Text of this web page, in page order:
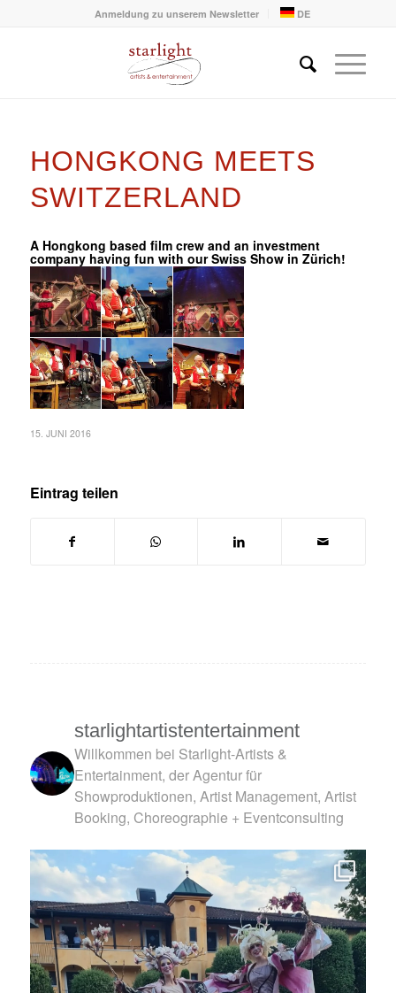
Anmeldung zu unserem Newsletter DE
HONGKONG MEETS
SWITZERLAND
A Hongkong based film crew and an investment
company having fun with our Swiss Show in Zürich!
15. JUNI 2016
Eintrag teilen
starlightartistentertainment
Willkommen bei Starlight-Artists &
Entertainment, der Agentur für
Showproduktionen, Artist Management, Artist
Booking, Choreographie + Eventconsulting